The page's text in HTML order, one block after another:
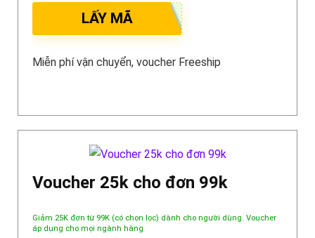
LẤY MÃ
Miễn phí vận chuyển, voucher Freeship
Voucher 25k cho đơn 99k
Giảm 25K đơn từ 99K (có chọn lọc) dành cho người dùng. Voucher
áp dụng cho mọi ngành hàng